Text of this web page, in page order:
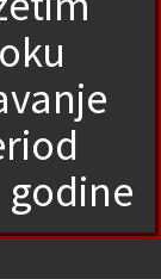
godine